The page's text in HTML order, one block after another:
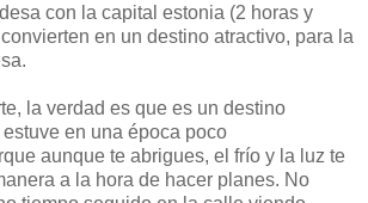
con la capital estonia (2 horas y
en un destino atractivo, para la
la verdad es que es un destino
en una época poco
aunque te abrigues, el frío y la luz te
a la hora de hacer planes. No